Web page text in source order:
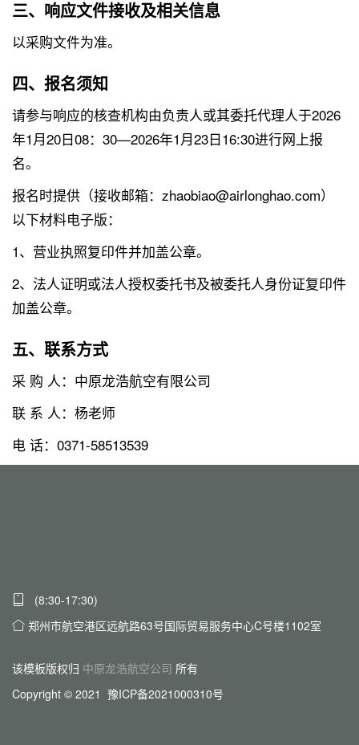
三、响应文件接收及相关信息
以采购文件为准。
四、报名须知
请参与响应的核查机构由负责人或其委托代理人于2026
年1月20日08：30—2026年1月23日16:30进行网上报
名。
报名时提供（接收邮箱：zhaobiao@airlonghao.com）
以下材料电子版：
1、营业执照复印件并加盖公章。
2、法人证明或法人授权委托书及被委托人身份证复印件
加盖公章。
五、联系方式
采 购 人：中原龙浩航空有限公司
联 系 人：杨老师
电 话：0371-58513539
(8:30-17:30)
郑州市航空港区远航路63号国际贸易服务中心C号楼1102室
该模板版权归 中原龙浩航空公司 所有
Copyright © 2021 豫ICP备2021000310号